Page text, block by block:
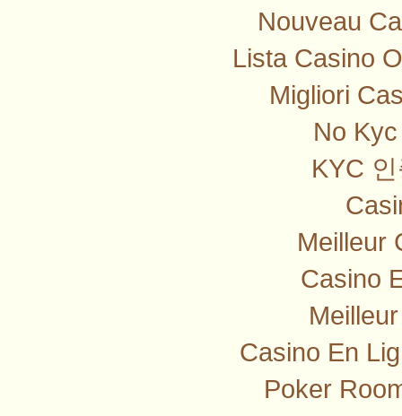
Nouveau
Lista Casino
Migliori
No
KYC
Meilleur
Casino
Casino En
Poker